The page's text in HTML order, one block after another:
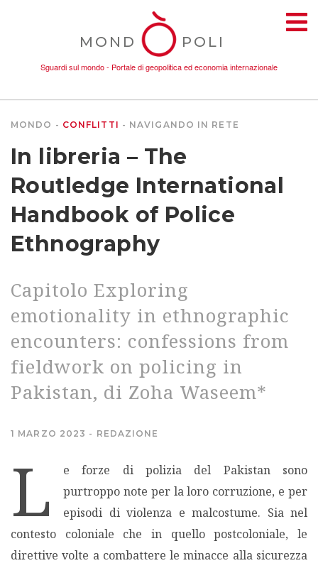
MOND POLI
Sguardi sul mondo - Portale di geopolitica ed economia internazionale
AMBIENTE
CONFLITTI
ECONOMIA
MIGRAZIONI
POVERTÀ
EDITORIALI
PUNTI DI VISTA
SGUARDI E VOCI
MONDO CONFLITTI NAVIGANDO IN RETE
In libreria – The
Routledge International
Handbook of Police
Ethnography
Capitolo Exploring
emotionality in ethnographic
encounters: confessions from
fieldwork on policing in
Pakistan, di Zoha Waseem*
1 MARZO 2023 REDAZIONE
L
e forze di polizia del Pakistan sono
purtroppo note per la loro corruzione, e per
episodi di violenza e malcostume. Sia nel
contesto coloniale che in quello postcoloniale, le
direttive volte a combattere le minacce alla sicurezza